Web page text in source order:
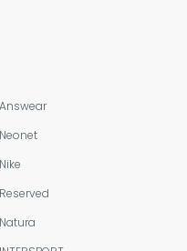
Answear
Neonet
Nike
Reserved
Natura